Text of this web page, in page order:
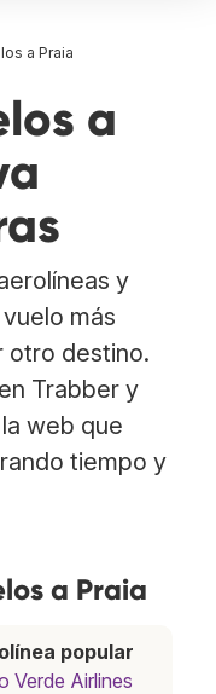
a Praia
a
y
más
otro destino.
Trabber y
web que
tiempo y
a Praia
popular
Verde Airlines